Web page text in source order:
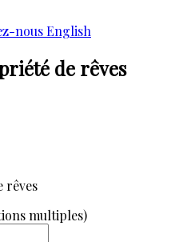
nousEnglish
de rêves
rêves
multiples)